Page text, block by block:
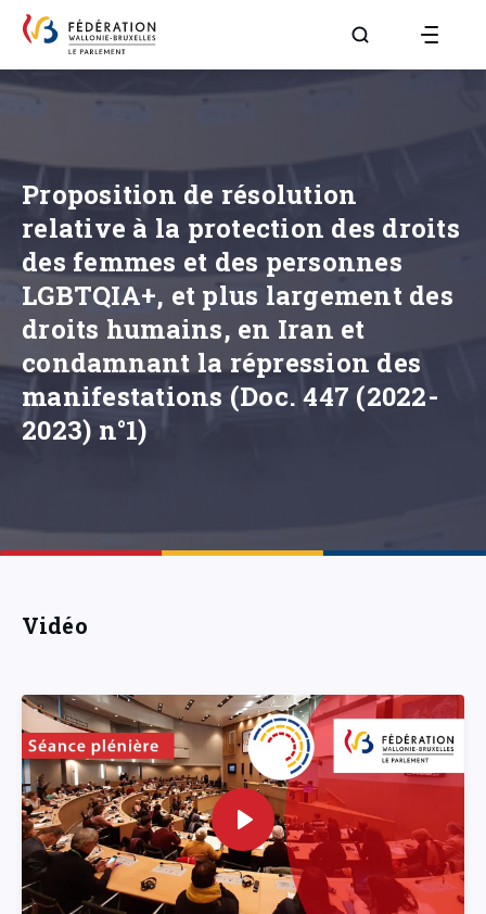
Aller à la page
Proposition de résolution
relative à la protection des droits
des femmes et des personnes
LGBTQIA+, et plus largement des
droits humains, en Iran et
condamnant la répression des
manifestations (Doc. 447 (2022-
2023) n°1)
Vidéo